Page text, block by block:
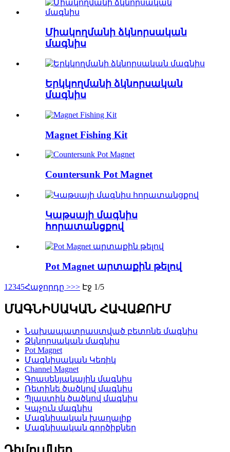
Միակողմանի ձկնորսական
մագնիս
Երկկողմանի ձկնորսական
մագնիս
Magnet Fishing Kit
Countersunk Pot Magnet
Կաթսայի մագնիս
հորատանցքով
Pot Magnet արտաքին թելով
1 2345Հաջորդը >>> Էջ 1/5
ՄԱԳՆԻՍԱԿԱՆ ՀԱՎԱՔՈՒՄ
Նախապատրաստված բետոնե մագնիս
Ձկնորսական մագնիս
Pot Magnet
Մագնիսական Կեռիկ
Channel Magnet
Գրասենյակային մագնիս
Ռետինե ծածկով մագնիս
Պլաստիկ ծածկով մագնիս
Կպչուն մագնիս
Մագնիսական խաղալիք
Մագնիսական գործիքներ